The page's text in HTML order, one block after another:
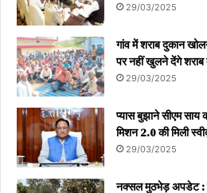
29/03/2025
गांव में शराब दुकान
पर नहीं खुलने देंगे शराब
29/03/2025
प्यास बुझाने सीएम
मिशन 2.0 की मिली
29/03/2025
नक्सल मुठभेड़ अपडेट :